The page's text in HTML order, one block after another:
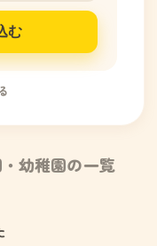
む
幼稚園の一覧